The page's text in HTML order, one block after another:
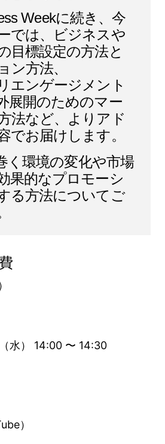
Weekに続き、今
では、ビジネスや
目標設定の方法と
ン方法、
エンゲージメント
展開のためのマー
法など、よりアド
でお届けします。
く環境の変化や市場
果的なプロモーシ
る方法についてご
水） 14:00 〜 14:30
）